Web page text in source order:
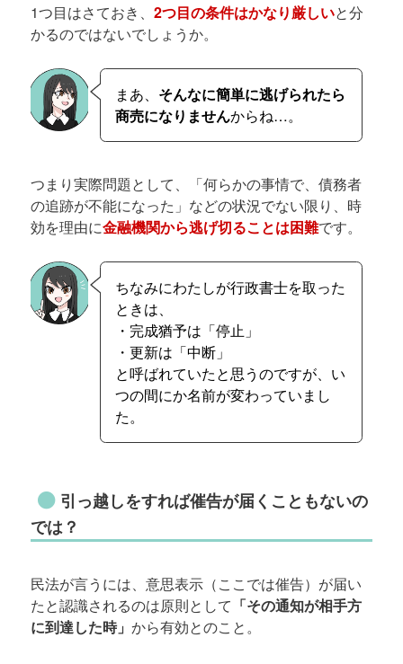
1つ目はさておき、2つ目の条件はかなり厳しいと分
かるのではないでしょうか。
まあ、 そんなに簡単に逃げられたら
商売になりませんからね…。
つまり実際問題として、「何らかの事情で、債務者
の追跡が不能になった」などの状況でない限り、時
効を理由に金融機関から逃げ切ることは困難です。
ちなみにわたしが行政書士を取った
ときは、
・完成猶予は「停止」
・更新は「中断」
と呼ばれていたと思うのですが、い
つの間にか名前が変わっていまし
た。
引っ越しをすれば催告が届くこともないの
では？
民法が言うには、意思表示（ここでは催告）が届い
たと認識されるのは原則として 「その通知が相手方
に到達した時」から有効とのこと。